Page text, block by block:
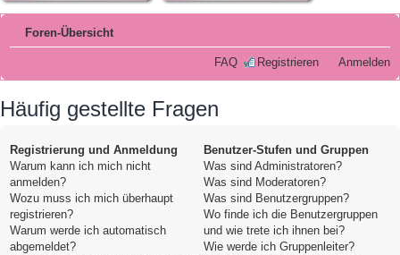
Foren-Übersicht
FAQ Registrieren Anmelden
Häufig gestellte Fragen
Registrierung und Anmeldung
Warum kann ich mich nicht
anmelden?
Wozu muss ich mich überhaupt
registrieren?
Warum werde ich automatisch
abgemeldet?
Benutzer-Stufen und Gruppen
Was sind Administratoren?
Was sind Moderatoren?
Was sind Benutzergruppen?
Wo finde ich die Benutzergruppen
und wie trete ich ihnen bei?
Wie werde ich Gruppenleiter?